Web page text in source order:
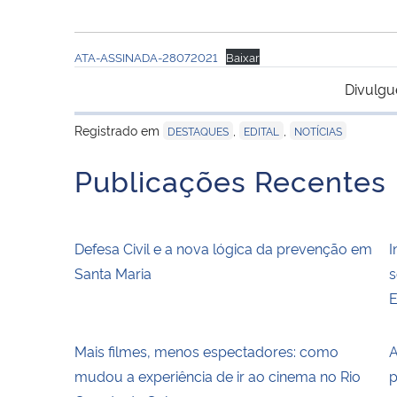
ATA-ASSINADA-28072021 Baixar
Registrado em
DESTAQUES EDITAL NOTÍCIAS
Publicações Recentes
Defesa Civil e a nova lógica da prevenção em
Santa Maria
Mais filmes, menos espectadores: como
mudou a experiência de ir ao cinema no Rio